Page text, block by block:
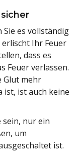
Sie es vollständig
erlischt Ihr Feuer
dass es
Feuer verlassen.
Glut mehr
ist, ist auch keine
sein, nur ein
um
ist.